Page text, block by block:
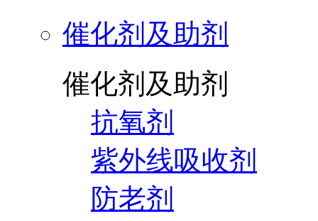
催化剂及助剂
催化剂及助剂
抗氧剂
紫外线吸收剂
防老剂